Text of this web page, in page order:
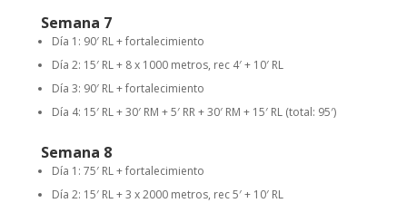
Semana 7
Día 1: 90′ RL + fortalecimiento
Día 2: 15′ RL + 8 x 1000 metros, rec 4′ + 10′ RL
Día 3: 90′ RL + fortalecimiento
Día 4: 15′ RL + 30′ RM + 5′ RR + 30′ RM + 15′ RL (total: 95′)
Semana 8
Día 1: 75′ RL + fortalecimiento
Día 2: 15′ RL + 3 x 2000 metros, rec 5′ + 10′ RL